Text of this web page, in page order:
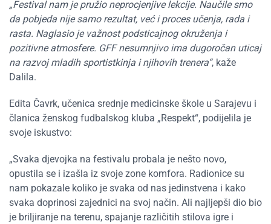
„Festival nam je pružio neprocjenjive lekcije. Naučile smo
da pobjeda nije samo rezultat, već i proces učenja, rada i
rasta. Naglasio je važnost podsticajnog okruženja i
pozitivne atmosfere. GFF nesumnjivo ima dugoročan uticaj
na razvoj mladih sportistkinja i njihovih trenera“, kaže
Dalila.
Edita Čavrk, učenica srednje medicinske škole u Sarajevu i
članica ženskog fudbalskog kluba „Respekt“, podijelila je
svoje iskustvo:
„Svaka djevojka na festivalu probala je nešto novo,
opustila se i izašla iz svoje zone komfora. Radionice su
nam pokazale koliko je svaka od nas jedinstvena i kako
svaka doprinosi zajednici na svoj način. Ali najljepši dio bio
je briljiranje na terenu, spajanje različitih stilova igre i